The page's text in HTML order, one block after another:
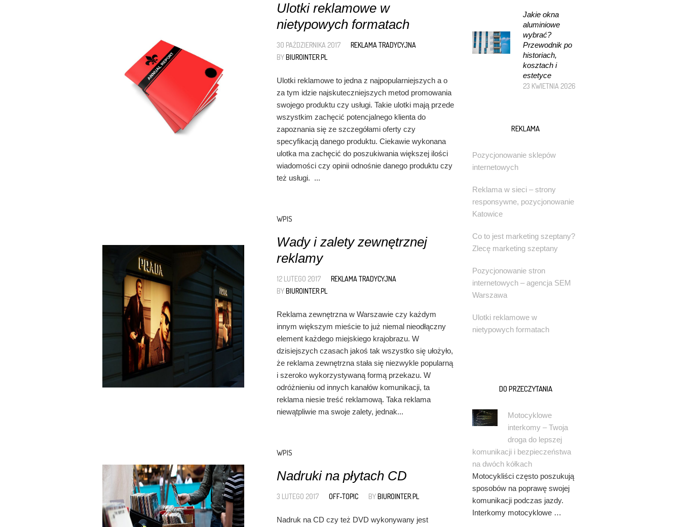
Ulotki reklamowe w
nietypowych formatach
30 PAŹDZIERNIKA 2017
REKLAMA TRADYCYJNA
BYBIUROINTER.PL
Ulotki reklamowe to jedna z najpopularniejszych a o
za tym idzie najskuteczniejszych metod promowania
swojego produktu czy usługi. Takie ulotki mają przede
wszystkim zachęcić potencjalnego klienta do
zapoznania się ze szczegółami oferty czy
specyfikacją danego produktu. Ciekawie wykonana
ulotka ma zachęcić do poszukiwania większej ilości
wiadomości czy opinii odnośnie danego produktu czy
też usługi. ...
WPIS
Wady i zalety zewnętrznej
reklamy
12 LUTEGO 2017
REKLAMA TRADYCYJNA
BYBIUROINTER.PL
Reklama zewnętrzna w Warszawie czy każdym
innym większym mieście to już niemal nieodłączny
element każdego miejskiego krajobrazu. W
dzisiejszych czasach jakoś tak wszystko się ułożyło,
że reklama zewnętrzna stała się niezwykle popularną
i szeroko wykorzystywaną formą przekazu. W
odróżnieniu od innych kanałów komunikacji, ta
reklama niesie treść reklamową. Taka reklama
niewątpliwie ma swoje zalety, jednak...
WPIS
Nadruki na płytach CD
3 LUTEGO 2017 OFF-TOPIC BYBIUROINTER.PL
Nadruk na CD czy też DVD wykonywany jest
Jakie okna
aluminiowe
wybrać?
Przewodnik po
historiach,
kosztach i
estetyce
23 KWIETNIA 2026
REKLAMA
Pozycjonowanie sklepów
internetowych
Reklama w sieci – strony
responsywne, pozycjonowanie
Katowice
Co to jest marketing szeptany?
Zlecę marketing szeptany
Pozycjonowanie stron
internetowych – agencja SEM
Warszawa
Ulotki reklamowe w
nietypowych formatach
DO PRZECZYTANIA
Motocyklowe
interkomy – Twoja
droga do lepszej
komunikacji i bezpieczeństwa
na dwóch kółkach
Motocykliści często poszukują
sposobów na poprawę swojej
komunikacji podczas jazdy.
Interkomy motocyklowe …